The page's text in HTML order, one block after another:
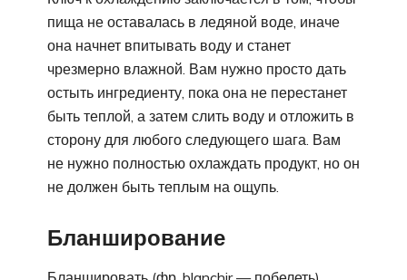
пища не оставалась в ледяной воде, иначе
она начнет впитывать воду и станет
чрезмерно влажной. Вам нужно просто дать
остыть ингредиенту, пока она не перестанет
быть теплой, а затем слить воду и отложить в
сторону для любого следующего шага. Вам
не нужно полностью охлаждать продукт, но он
не должен быть теплым на ощупь.
Бланширование